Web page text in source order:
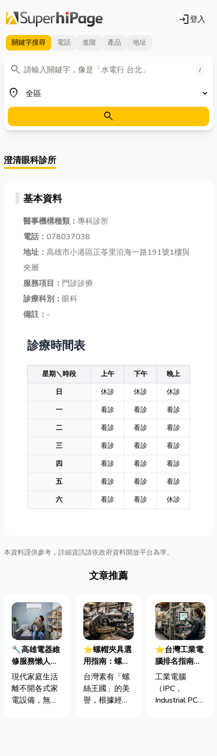
login登入
關鍵字搜尋 電話 進階 產品 地址
search
關鍵字 /
place
地區
search
澄清眼科診所
基本資料
醫事機構種類： 專科診所
電話： 078037038
地址： 高雄市小港區正苓里沿海一路191號1樓與
夾層
服務項目： 門診診療
診療科別： 眼科
備註： -
診療時間表
星期＼時段 上午 下午
晚上
日
休診 休診
休診
一
看診 看診
看診
二
看診 看診
看診
三
看診 看診
看診
四
看診 看診
看診
五
看診 看診
看診
六
看診 看診 休診
本資料謹供參考，詳細資訊請依政府資料開放平台為準。
文章推薦
🔧高雄電器維
修服務懶人包
｜冷氣、冰
箱、洗衣機專
業維修
現代家庭生活
離不開各式家
電設備，無論
⭐螺帽夾具選
用指南：螺母
挾具頻繁耗
損？3大關鍵
提升扣件成型
台灣素有「螺
絲王國」的美
譽，根據經濟
⭐台灣工業電
腦排名指南：
台灣三大工業
電腦龍頭有哪
些？工廠採購
工業電腦
（IPC，
Industrial PC）